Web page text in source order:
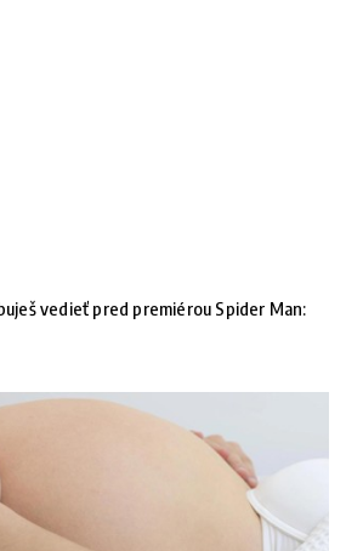
vedieť pred premiérou Spider Man: